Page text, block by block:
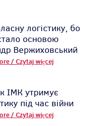
логістику, бо
основою
Вержиховський
/ Czytaj więcej
ІМК утримує
під час війни
/ Czytaj więcej